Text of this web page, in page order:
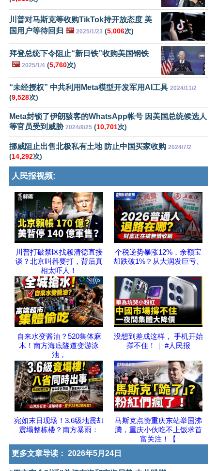
川普对马斯克等收购TikTok持开放态度 美
国用户等待回归 🖼️ 2025/1/23 (5,006次)
拜登总统下令阻止“新日铁”收购美国钢铁
🖼️ 2025/1/4 (5,760次)
“未经授权” 中共利用Meta模型开发军用AI工具 2024/11/2
(9,528次)
Meta封锁了伊朗骇客的WhatsApp帐号 因美国总统候选人
等官员受到威胁 2024/8/25 (10,701次)
挪威阻止出售北极私有土地 防止中国买家收购 2024/7/2
(14,292次)
人民报视频:
川普打破禁区找赖清德直接
谈？北京叫嚣要打，背后真
相太吓人！
个税逆势暴涨12%，余额宝
却跌破1%？从大润发巨亏、
自来水变酱油？520集体麻
木！南方海底隧道变游泳
池，
没想到差成这样， 手机开始
撑不住！｜ #人民报
宛如末日现场！3.6级地震却
震塌整栋楼？南方暴雨：
马斯克点赞重庆东站举国沸
腾，重庆小伙吃不上饭求首
富关注！【
更多文章导读： 2026年5月24日